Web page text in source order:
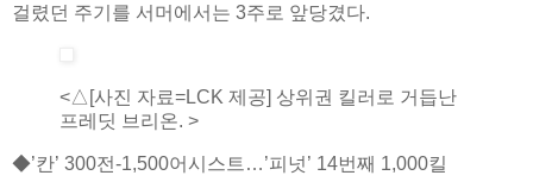
걸렸던 주기를 서머에서는 3주로 앞당겼다.
<△[사진 자료=LCK 제공] 상위권 킬러로 거듭난
프레딧 브리온. >
◆’칸’ 300전-1,500어시스트…’피넛’ 14번째 1,000킬